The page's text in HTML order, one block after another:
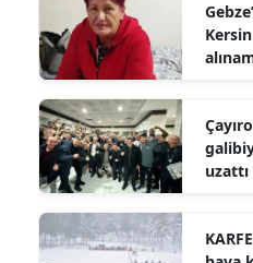
Yalova
Karabük
uzattı